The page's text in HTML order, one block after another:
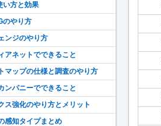
い方と効果
のやり方
ンジのやり方
アネットでできること
マップの仕様と調査のやり方
ンパニーでできること
ス強化のやり方とメリット
感知タイプまとめ